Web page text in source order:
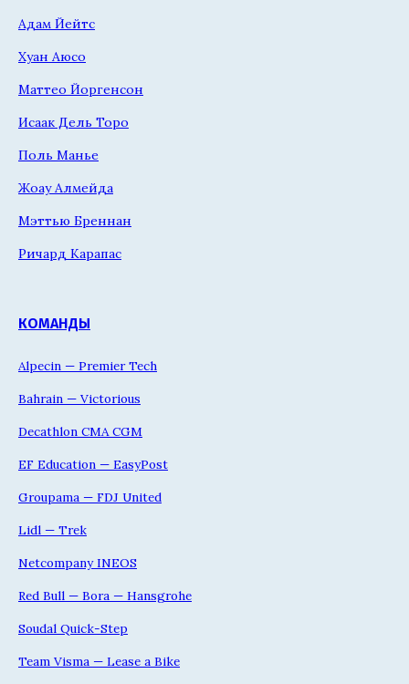
Адам Йейтс
Хуан Аюсо
Маттео Йоргенсон
Исаак Дель Торо
Поль Манье
Жоау Алмейда
Мэттью Бреннан
Ричард Карапас
КОМАНДЫ
Alpecin — Premier Tech
Bahrain — Victorious
Decathlon CMA CGM
EF Education — EasyPost
Groupama — FDJ United
Lidl — Trek
Netcompany INEOS
Red Bull — Bora — Hansgrohe
Soudal Quick-Step
Team Visma — Lease a Bike